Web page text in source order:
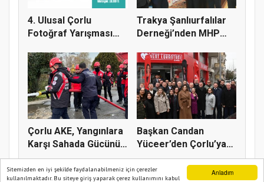
Anladım
Sitemizden en iyi şekilde faydalanabilmeniz için çerezler
kullanılmaktadır. Bu siteye giriş yaparak çerez kullanımını kabul
4. Ulusal Çorlu
Fotoğraf Yarışması
Trakya Şanlıurfalılar
Derneği’nden MHP
Çorlu AKE, Yangınlara
Karşı Sahada Gücünü
Art...
Başkan Candan
Yüceer’den Çorlu’ya
Raylı Siste...